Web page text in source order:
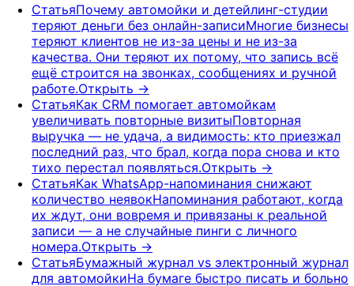
СтатьяПочему автомойки и детейлинг-студии
теряют деньги без онлайн-записиМногие бизнесы
теряют клиентов не из-за цены и не из-за
качества. Они теряют их потому, что запись всё
ещё строится на звонках, сообщениях и ручной
работе.Открыть →
СтатьяКак CRM помогает автомойкам
увеличивать повторные визитыПовторная
выручка — не удача, а видимость: кто приезжал
последний раз, что брал, когда пора снова и кто
тихо перестал появляться.Открыть →
СтатьяКак WhatsApp-напоминания снижают
количество неявокНапоминания работают, когда
их ждут, они вовремя и привязаны к реальной
записи — а не случайные пинги с личного
номера.Открыть →
СтатьяБумажный журнал vs электронный журнал
для автомойкиНа бумаге быстро писать и больно